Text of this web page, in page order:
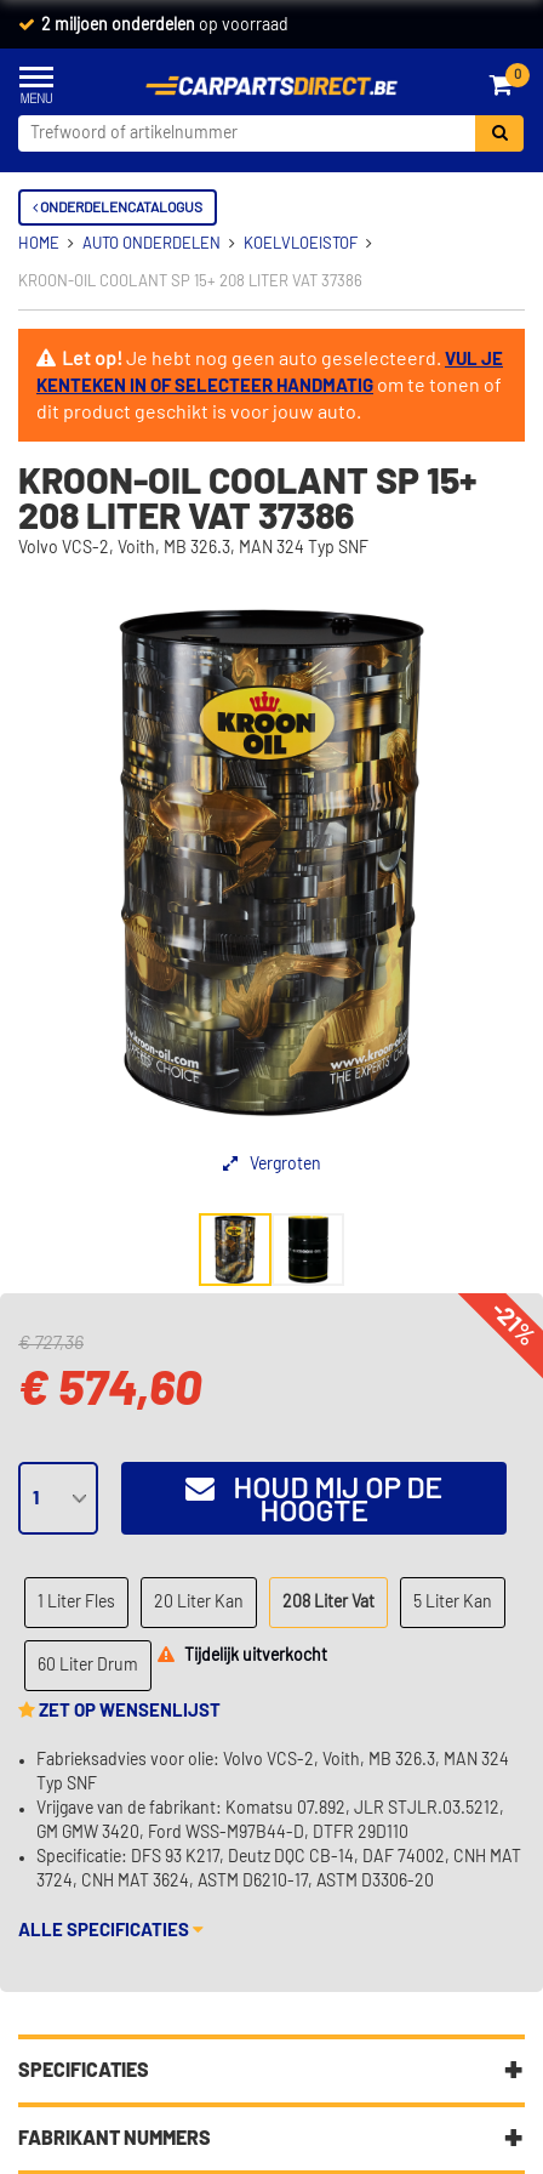
2 miljoen onderdelen op voorraad
0
ONDERDELENCATALOGUS
HOME AUTO ONDERDELEN KOELVLOEISTOF
KROON-OIL COOLANT SP 15+ 208 LITER VAT 37386
Let op!Je hebt nog geen auto geselecteerd. VUL JE
KENTEKEN IN OF SELECTEER HANDMATIG om te tonen of
dit product geschikt is voor jouw auto.
KROON-OIL COOLANT SP 15+
208 LITER VAT 37386
Volvo VCS-2, Voith, MB 326.3, MAN 324 Typ SNF
Vergroten
-21%
€ 727,36
€ 574,60
HOUD MIJ OP DE
HOOGTE
1 Liter Fles 20 Liter Kan 208 Liter Vat 5 Liter Kan
60 Liter Drum
Tijdelijk uitverkocht
ZET OP WENSENLIJST
Fabrieksadvies voor olie: Volvo VCS-2, Voith, MB 326.3, MAN 324
Typ SNF
Vrijgave van de fabrikant: Komatsu 07.892, JLR STJLR.03.5212,
GM GMW 3420, Ford WSS-M97B44-D, DTFR 29D110
Specificatie: DFS 93 K217, Deutz DQC CB-14, DAF 74002, CNH MAT
3724, CNH MAT 3624, ASTM D6210-17, ASTM D3306-20
ALLE SPECIFICATIES
SPECIFICATIES
Fabrikantcode 37386
FABRIKANT NUMMERS